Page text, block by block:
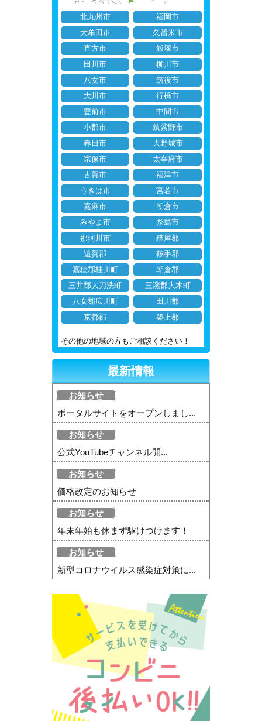
北九州市
福岡市
大牟田市
久留米市
直方市
飯塚市
田川市
柳川市
八女市
筑後市
大川市
行橋市
豊前市
中間市
小郡市
筑紫野市
春日市
大野城市
宗像市
太宰府市
古賀市
福津市
うきは市
宮若市
嘉麻市
朝倉市
みやま市
糸島市
那珂川市
糟屋郡
遠賀郡
鞍手郡
嘉穂郡桂川町
朝倉郡
三井郡大刀洗町
三潴郡大木町
八女郡広川町
田川郡
京都郡
築上郡
その他の地域の方もご相談ください！
最新情報
お知らせ
ポータルサイトをオープンしまし...
お知らせ
公式YouTubeチャンネル開...
お知らせ
価格改定のお知らせ
お知らせ
年末年始も休まず駆けつけます！
お知らせ
新型コロナウイルス感染症対策に...